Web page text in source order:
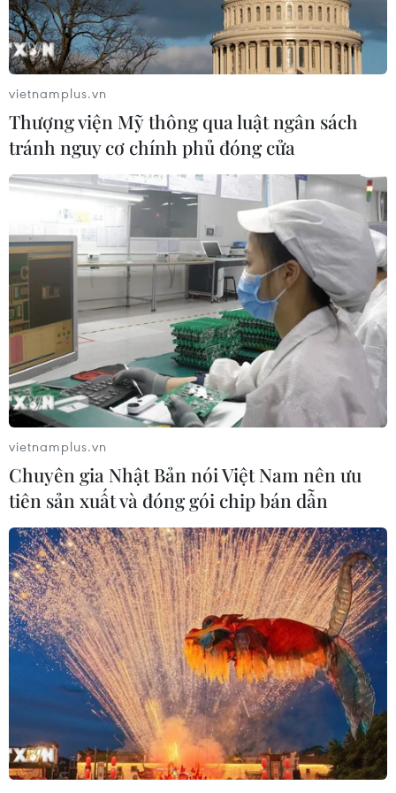
Ai Cập và Đức thúc đẩy hợp tác về kinh tế
và chống khủng bố
13/06/2017 01:23
Thủ tướng Merkel ca ngợi vai trò của Ai Cập trong khu
vực, khẳng định Đức sẵn sàng thúc đẩy hợp tác với
Cairo trong nỗ lực chống chủ nghĩa khủng bố cũng như
ngăn chặn làn sóng di cư trái phép.
Tổng thống Mỹ Donald Trump đánh giá
cao cuộc chiến chống IS
13/06/2017 03:37
Tổng thống Trump cho rằng cuộc chiến chống IS tại
vietnamplus.vn
Thượng viện Mỹ thông qua luật ngân sách
tránh nguy cơ chính phủ đóng cửa
vietnamplus.vn
Chuyên gia Nhật Bản nói Việt Nam nên ưu
tiên sản xuất và đóng gói chip bán dẫn